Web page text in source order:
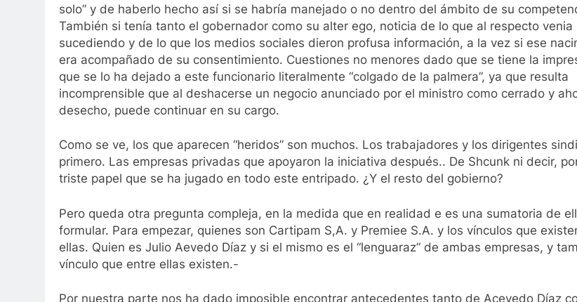
solo” y de haberlo hecho así si se habría manejado o no dentro del ámbito de su
También si tenía tanto el gobernador como su alter ego, noticia de lo que al respecto venia
sucediendo y de lo que los medios sociales dieron profusa información, a la vez si ese
era acompañado de su consentimiento. Cuestiones no menores dado que se tiene la
que se lo ha dejado a este funcionario literalmente “colgado de la palmera”, ya que resulta
incomprensible que al deshacerse un negocio anunciado por el ministro como cerrado y
desecho, puede continuar en su cargo.
Como se ve, los que aparecen “heridos” son muchos. Los trabajadores y los dirigentes
primero. Las empresas privadas que apoyaron la iniciativa después.. De Shcunk ni decir,
triste papel que se ha jugado en todo este entripado. ¿Y el resto del gobierno?
Pero queda otra pregunta compleja, en la medida que en realidad e es una sumatoria de
formular. Para empezar, quienes son Cartipam S,A. y Premiee S.A. y los vínculos que
ellas. Quien es Julio Aevedo Díaz y si el mismo es el “lenguaraz” de ambas empresas, y
vínculo que entre ellas existen.-
Por nuestra parte nos ha dado imposible encontrar antecedentes tanto de Acevedo Díaz